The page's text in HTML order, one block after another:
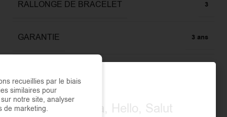
RALLONGE DE BRACELET 3
GARANTIE 3 ans
MATÉRIEL Acier inoxydable 316L
recueillies par le biais
similaires pour
notre site, analyser
de marketing.
Olá, Hola, Hello, Salut